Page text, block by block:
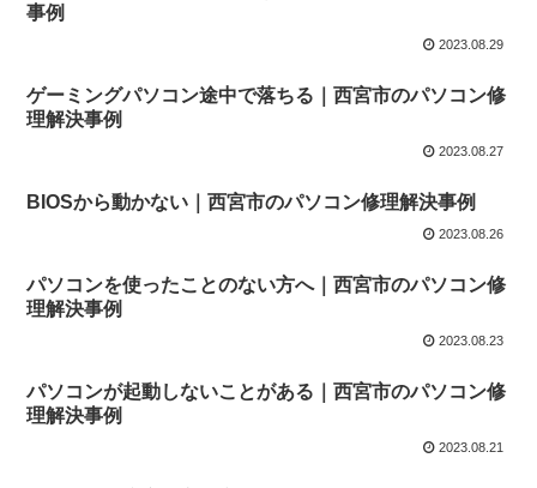
事例
2023.08.29
ゲーミングパソコン途中で落ちる｜西宮市のパソコン修
理解決事例
2023.08.27
BIOSから動かない｜西宮市のパソコン修理解決事例
2023.08.26
パソコンを使ったことのない方へ｜西宮市のパソコン修
理解決事例
2023.08.23
パソコンが起動しないことがある｜西宮市のパソコン修
理解決事例
2023.08.21